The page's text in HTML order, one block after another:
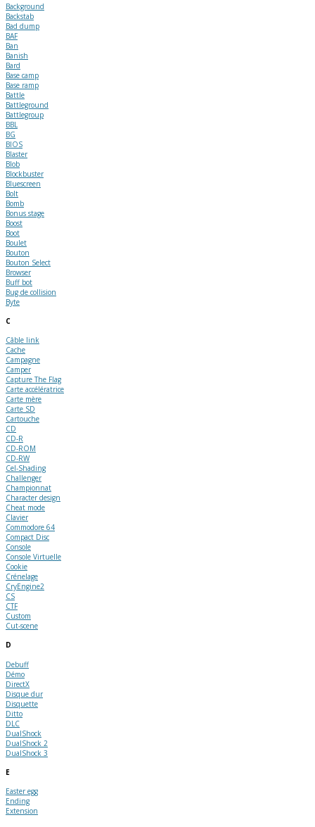
Background
Backstab
Bad dump
BAF
Ban
Banish
Bard
Base camp
Base ramp
Battle
Battleground
Battlegroup
BBL
BG
BIOS
Blaster
Blob
Blockbuster
Bluescreen
Bolt
Bomb
Bonus stage
Boost
Boot
Boulet
Bouton
Bouton Select
Browser
Buff bot
Bug de collision
Byte
C
Câble link
Cache
Campagne
Camper
Capture The Flag
Carte accélératrice
Carte mère
Carte SD
Cartouche
CD
CD-R
CD-ROM
CD-RW
Cel-Shading
Challenger
Championnat
Character design
Cheat mode
Clavier
Commodore 64
Compact Disc
Console
Console Virtuelle
Cookie
Crénelage
CryEngine2
CS
CTF
Custom
Cut-scene
D
Debuff
Démo
DirectX
Disque dur
Disquette
Ditto
DLC
DualShock
DualShock 2
DualShock 3
E
Easter egg
Ending
Extension